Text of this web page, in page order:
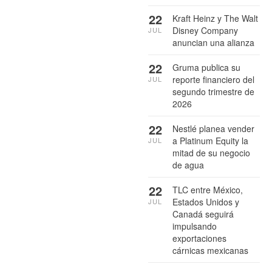
Kraft Heinz y The Walt
Disney Company
anuncian una alianza
22
JUL
Gruma publica su
reporte financiero del
segundo trimestre de
2026
22
JUL
Nestlé planea vender
a Platinum Equity la
mitad de su negocio
de agua
22
JUL
TLC entre México,
Estados Unidos y
Canadá seguirá
impulsando
exportaciones
cárnicas mexicanas
22
JUL